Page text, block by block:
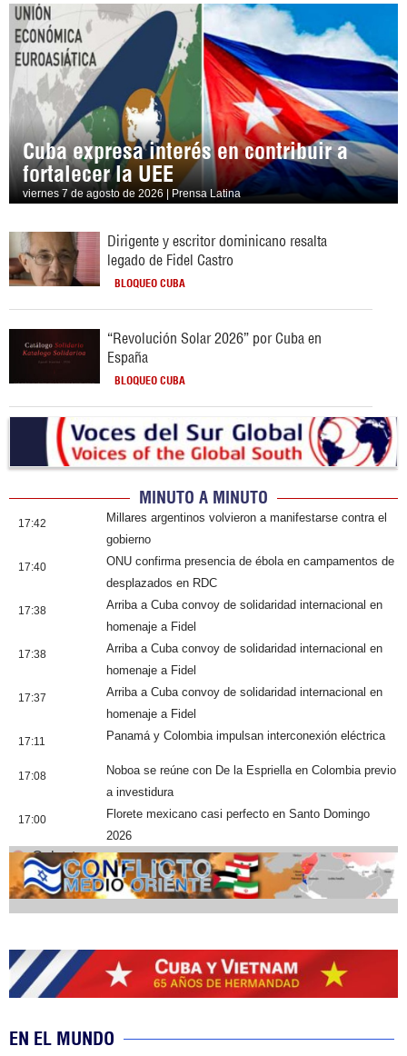
Cuba expresa interés en contribuir a
fortalecer la UEE
viernes 7 de agosto de 2026 | Prensa Latina
Dirigente y escritor dominicano resalta
legado de Fidel Castro
BLOQUEO CUBA
“Revolución Solar 2026” por Cuba en
España
BLOQUEO CUBA
MINUTO A MINUTO
17:42
Millares argentinos volvieron a manifestarse contra el
gobierno
17:40
ONU confirma presencia de ébola en campamentos de
desplazados en RDC
17:38
Arriba a Cuba convoy de solidaridad internacional en
homenaje a Fidel
17:38
Arriba a Cuba convoy de solidaridad internacional en
homenaje a Fidel
17:37
Arriba a Cuba convoy de solidaridad internacional en
homenaje a Fidel
17:11 Panamá y Colombia impulsan interconexión eléctrica
17:08
Noboa se reúne con De la Espriella en Colombia previo
a investidura
17:00
Florete mexicano casi perfecto en Santo Domingo
2026
Cobertura
EN EL MUNDO